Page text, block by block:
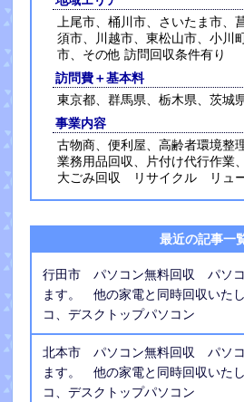
上尾市、桶川市、さいたま市、
須市、川越市、東松山市、小川
市、その他 訪問回収条件有り
訪問費＋基本料
東京都、群馬県、栃木県、茨城
事業内容
古物商、便利屋、高齢者環境
業務用品回収、片付け代行作業
大ごみ回収 リサイクル リュ
最近の記事一
行田市 パソコン無料回収 パソコ
ます。 他の家電と同時回収いた
コ、デスクトップパソコン
北本市 パソコン無料回収 パソコ
ます。 他の家電と同時回収いた
コ、デスクトップパソコン